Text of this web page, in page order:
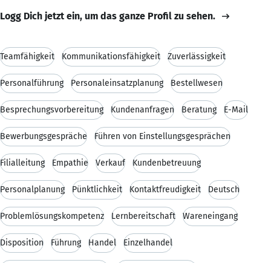
Logg Dich jetzt ein, um das ganze Profil zu sehen.
Teamfähigkeit Kommunikationsfähigkeit Zuverlässigkeit
Personalführung Personaleinsatzplanung Bestellwesen
Besprechungsvorbereitung Kundenanfragen Beratung E-Mail
Bewerbungsgespräche Führen von Einstellungsgesprächen
Filialleitung Empathie Verkauf Kundenbetreuung
Personalplanung Pünktlichkeit Kontaktfreudigkeit Deutsch
Problemlösungskompetenz Lernbereitschaft Wareneingang
Disposition Führung Handel Einzelhandel